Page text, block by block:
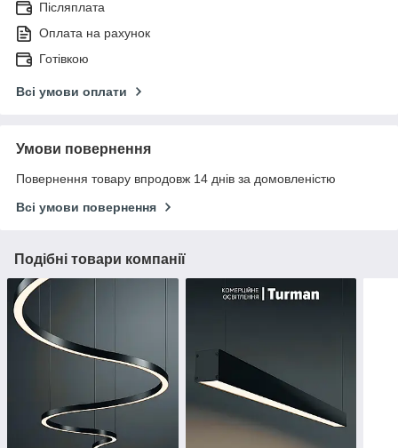
Післяплата
Оплата на рахунок
Готівкою
Всі умови оплати
Умови повернення
Повернення товару впродовж 14 днів за домовленістю
Всі умови повернення
Подібні товари компанії